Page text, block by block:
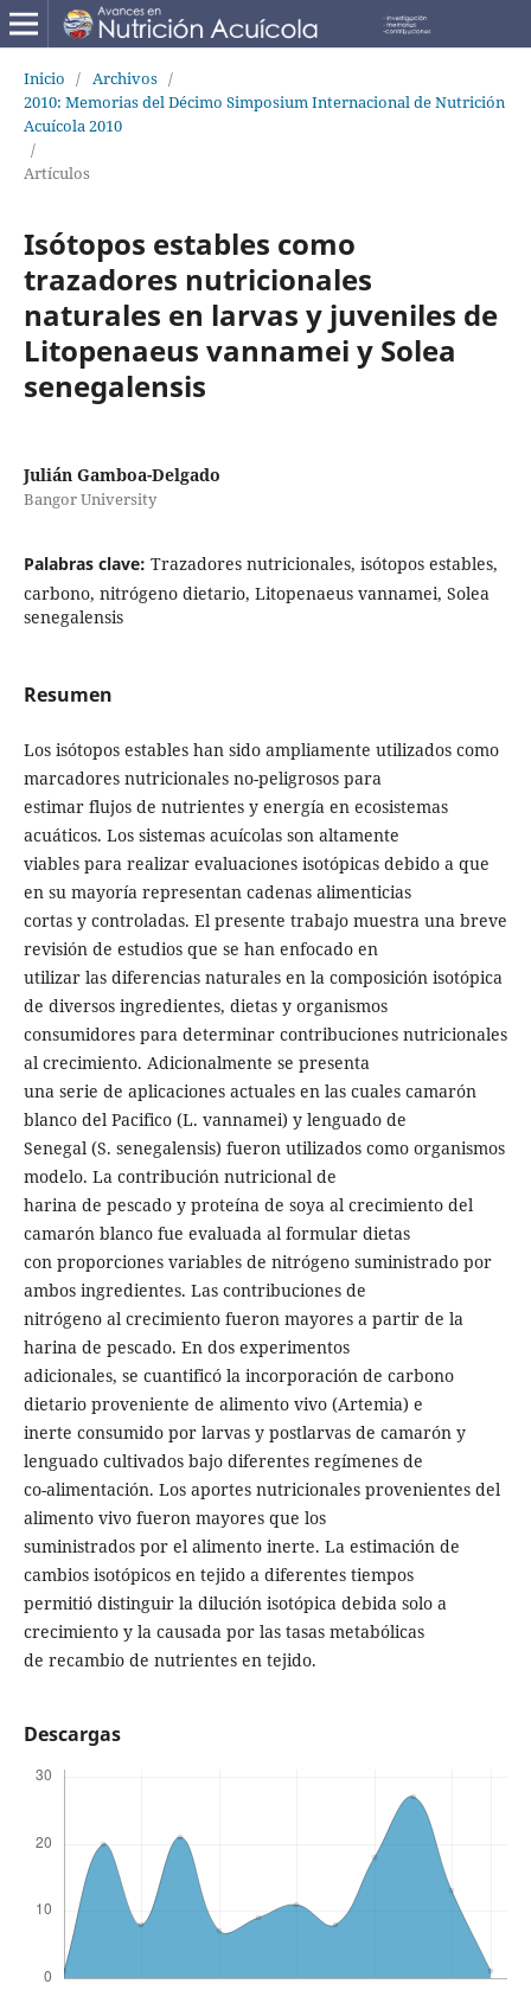
Inicio / Archivos /
2010: Memorias del Décimo Simposium Internacional de Nutrición
Acuícola 2010
/
Artículos
Isótopos estables como
trazadores nutricionales
naturales en larvas y juveniles de
Litopenaeus vannamei y Solea
senegalensis
Julián Gamboa-Delgado
Bangor University
Palabras clave: Trazadores nutricionales, isótopos estables,
carbono, nitrógeno dietario, Litopenaeus vannamei, Solea
senegalensis
Resumen
Los isótopos estables han sido ampliamente utilizados como
marcadores nutricionales no-peligrosos para
estimar flujos de nutrientes y energía en ecosistemas
acuáticos. Los sistemas acuícolas son altamente
viables para realizar evaluaciones isotópicas debido a que
en su mayoría representan cadenas alimenticias
cortas y controladas. El presente trabajo muestra una breve
revisión de estudios que se han enfocado en
utilizar las diferencias naturales en la composición isotópica
de diversos ingredientes, dietas y organismos
consumidores para determinar contribuciones nutricionales
al crecimiento. Adicionalmente se presenta
una serie de aplicaciones actuales en las cuales camarón
blanco del Pacifico (L. vannamei) y lenguado de
Senegal (S. senegalensis) fueron utilizados como organismos
modelo. La contribución nutricional de
harina de pescado y proteína de soya al crecimiento del
camarón blanco fue evaluada al formular dietas
con proporciones variables de nitrógeno suministrado por
ambos ingredientes. Las contribuciones de
nitrógeno al crecimiento fueron mayores a partir de la
harina de pescado. En dos experimentos
adicionales, se cuantificó la incorporación de carbono
dietario proveniente de alimento vivo (Artemia) e
inerte consumido por larvas y postlarvas de camarón y
lenguado cultivados bajo diferentes regímenes de
co-alimentación. Los aportes nutricionales provenientes del
alimento vivo fueron mayores que los
suministrados por el alimento inerte. La estimación de
cambios isotópicos en tejido a diferentes tiempos
permitió distinguir la dilución isotópica debida solo a
crecimiento y la causada por las tasas metabólicas
de recambio de nutrientes en tejido.
Descargas